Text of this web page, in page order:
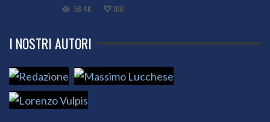
56.4K 106
I NOSTRI AUTORI